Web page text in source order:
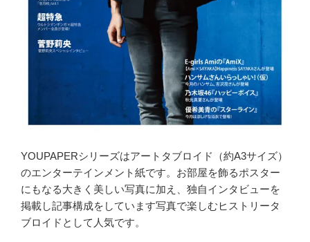
YOUPAPERシリーズはアートタブロイド（約A3サイズ）
のエンターテインメント紙です。お部屋を飾るポスター
にもなる大きく美しい写真に加え、独自インタビューを
掲載し記事構成をしています写真で楽しむヒストリータ
ブロイドとして人気です。